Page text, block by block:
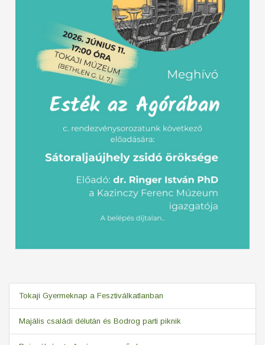
Tokaji Gyermeknap a Fesztiválkatlanban
Majális családi délután és Bodrog parti piknik